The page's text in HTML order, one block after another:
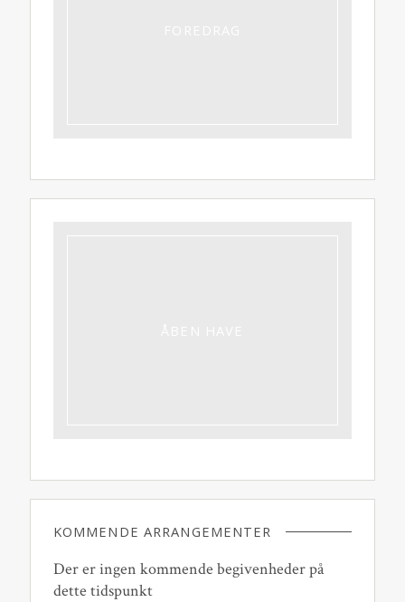
KOMMENDE ARRANGEMENTER
Der er ingen kommende begivenheder på
dette tidspunkt